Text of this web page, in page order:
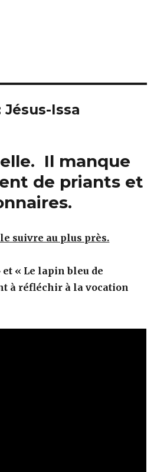
Jésus-Issa
Il manque
de priants et
suivre au plus près.
et « Le lapin bleu de
à réfléchir à la vocation